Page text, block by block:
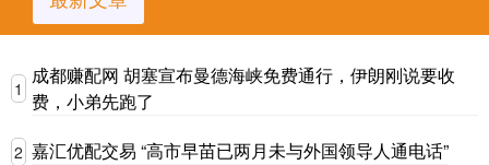
1
成都赚配网 胡塞宣布曼德海峡免费通行，伊朗刚说要收
费，小弟先跑了
2 嘉汇优配交易 “高市早苗已两月未与外国领导人通电话”